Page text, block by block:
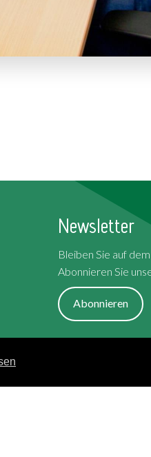
Newsletter
Bleiben Sie auf
Abonnieren Sie
Abonnieren